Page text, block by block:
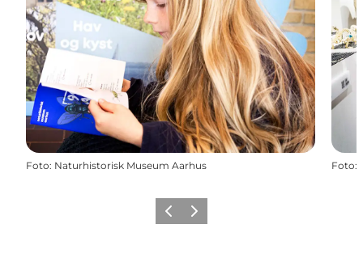
Foto: Naturhistorisk Museum Aarhus Foto:
ForrigeNæste